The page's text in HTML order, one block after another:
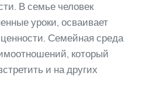
В семье человек
уроки, осваивает
Семейная среда
который
и на других